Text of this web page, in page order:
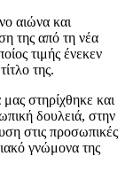
αιώνα και
της από τη νέα
τιμής ένεκεν
της.
στηρίχθηκε και
δουλειά, στην
στις προσωπικές
γνώμονα της